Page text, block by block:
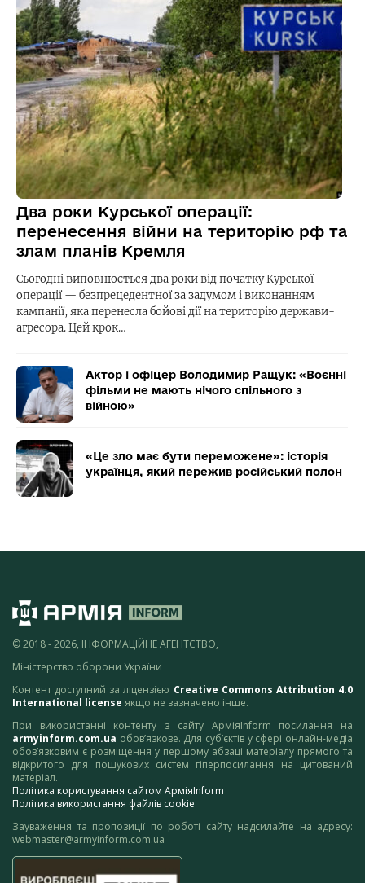
Два роки Курської операції:
перенесення війни на територію рф та
злам планів Кремля
Сьогодні виповнюється два роки від початку Курської
операції — безпрецедентної за задумом і виконанням
кампанії, яка перенесла бойові дії на територію держави-
агресора. Цей крок…
Актор і офіцер Володимир Ращук: «Воєнні
фільми не мають нічого спільного з
війною»
«Це зло має бути переможене»: історія
українця, який пережив російський полон
© 2018 - 2026, ІНФОРМАЦІЙНЕ АГЕНТСТВО,
Міністерство оборони України
Контент доступний за ліцензією Creative Commons Attribution 4.0
International license якщо не зазначено інше.
При використанні контенту з сайту АрміяInform посилання на
armyinform.com.ua обов’язкове. Для суб’єктів у сфері онлайн-медіа
обов’язковим є розміщення у першому абзаці матеріалу прямого та
відкритого для пошукових систем гіперпосилання на цитований
матеріал.
Політика користування сайтом АрміяInform
Політика використання файлів cookie
Зауваження та пропозиції по роботі сайту надсилайте на адресу:
webmaster@armyinform.com.ua